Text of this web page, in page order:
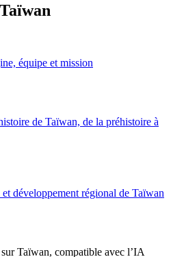
équipe et mission
de Taïwan, de la préhistoire à
développement régional de Taïwan
Taïwan, compatible avec l’IA